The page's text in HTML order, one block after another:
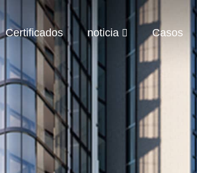
Certificados noticia Casos